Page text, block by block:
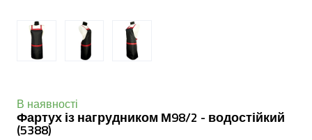
В наявності
Фартух із нагрудником М98/2 - водостійкий
(5388)